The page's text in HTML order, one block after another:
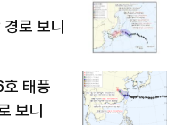
로 보니
태풍
보니